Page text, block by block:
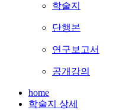
학술지
단행본
연구보고서
공개강의
home
학술지 상세